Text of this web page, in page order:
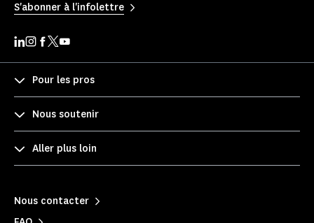
S'abonner à l'infolettre
Pour les pros
Nous soutenir
Aller plus loin
Nous contacter